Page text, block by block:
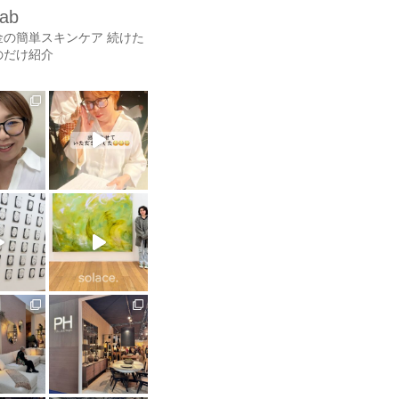
簡単スキンケア 続けた
け紹介